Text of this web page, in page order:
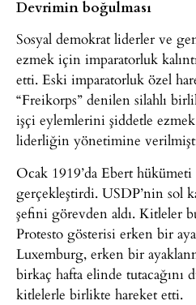
Devrimin boğulması
Sosyal demokrat liderler ve
ezmek için imparatorluk
etti. Eski imparatorluk özel
“Freikorps” denilen silahlı
işçi eylemlerini şiddetle
liderliğin yönetimine
Ocak 1919’da Ebert
gerçekleştirdi. USDP’nin sol
şefini görevden aldı. Kitleler
Protesto gösterisi erken bir
Luxemburg, erken bir
birkaç hafta elinde tutacağını
kitlelerle birlikte hareket etti.